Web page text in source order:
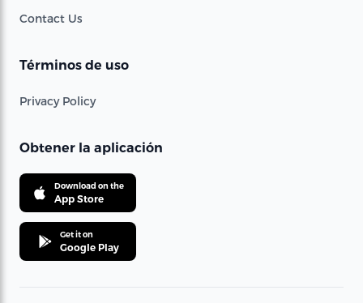
Contact Us
Términos de uso
Privacy Policy
Obtener la aplicación
Download on the
App Store
Get it on
Google Play